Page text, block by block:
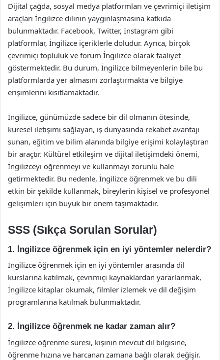
Dijital çağda, sosyal medya platformları ve çevrimiçi iletişim
araçları İngilizce dilinin yaygınlaşmasına katkıda
bulunmaktadır. Facebook, Twitter, Instagram gibi
platformlar, İngilizce içeriklerle doludur. Ayrıca, birçok
çevrimiçi topluluk ve forum İngilizce olarak faaliyet
göstermektedir. Bu durum, İngilizce bilmeyenlerin bile bu
platformlarda yer almasını zorlaştırmakta ve bilgiye
erişimlerini kısıtlamaktadır.
İngilizce, günümüzde sadece bir dil olmanın ötesinde,
küresel iletişimi sağlayan, iş dünyasında rekabet avantajı
sunan, eğitim ve bilim alanında bilgiye erişimi kolaylaştıran
bir araçtır. Kültürel etkileşim ve dijital iletişimdeki önemi,
İngilizceyi öğrenmeyi ve kullanmayı zorunlu hale
getirmektedir. Bu nedenle, İngilizce öğrenmek ve bu dili
etkin bir şekilde kullanmak, bireylerin kişisel ve profesyonel
gelişimleri için büyük bir önem taşımaktadır.
SSS (Sıkça Sorulan Sorular)
1. İngilizce öğrenmek için en iyi yöntemler nelerdir?
İngilizce öğrenmek için en iyi yöntemler arasında dil
kurslarına katılmak, çevrimiçi kaynaklardan yararlanmak,
İngilizce kitaplar okumak, filmler izlemek ve dil değişim
programlarına katılmak bulunmaktadır.
2. İngilizce öğrenmek ne kadar zaman alır?
İngilizce öğrenme süresi, kişinin mevcut dil bilgisine,
öğrenme hızına ve harcanan zamana bağlı olarak değişir.